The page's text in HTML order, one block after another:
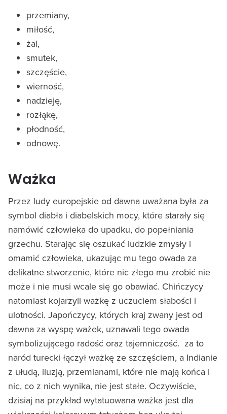
przemiany,
miłość,
żal,
smutek,
szczęście,
wierność,
nadzieję,
rozłąkę,
płodność,
odnowę.
Ważka
Przez ludy europejskie od dawna uważana była za
symbol diabła i diabelskich mocy, które starały się
namówić człowieka do upadku, do popełniania
grzechu. Starając się oszukać ludzkie zmysły i
omamić człowieka, ukazując mu tego owada za
delikatne stworzenie, które nic złego mu zrobić nie
może i nie musi wcale się go obawiać. Chińczycy
natomiast kojarzyli ważkę z uczuciem słabości i
ulotności. Japończycy, których kraj zwany jest od
dawna za wyspę ważek, uznawali tego owada
symbolizującego radość oraz tajemniczość. za to
naród turecki łączył ważkę ze szczęściem, a Indianie
z ułudą, iluzją, przemianami, które nie mają końca i
nic, co z nich wynika, nie jest stałe. Oczywiście,
dzisiaj na przykład wytatuowana ważka jest dla